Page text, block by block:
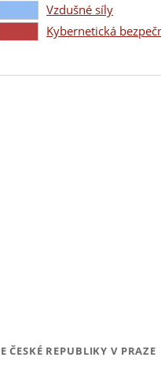
Vzdušné síly
Kybernetická
ČESKÉ REPUBLIKY V PRAZE